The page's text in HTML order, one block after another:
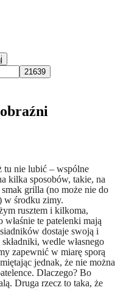
tu nie lubić – wspólne
kilka sposobów, takie, na
grilla (no może nie do
w środku zimy.
rusztem i kilkoma,
te patelenki mają
dostaje swoją i
wedle własnego
zapewnić w miarę sporą
jednak, że nie można
Dlaczego? Bo
Druga rzecz to taka, że